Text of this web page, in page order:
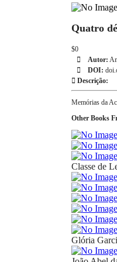
Quatro
$0
Autor:
DOI:
Descrição:
Memórias da
Other Books
Classe de
Glória